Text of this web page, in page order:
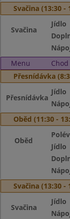
Svačina (13:30 -
Svačina
Jídlo
Menu
Chod
Přesnídávka
Přesnídávka
Jídlo
Oběd (11:30 -
Oběd
Jídlo
Svačina (13:30 -
Svačina
Jídlo